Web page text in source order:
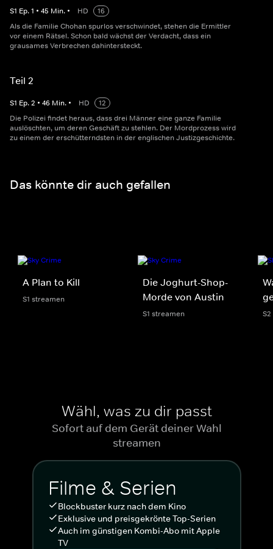
S1 Ep.1 • 45 Min. • HD
16
Als die Familie Chohan spurlos verschwindet, stehen die Ermittler
vor einem Rätsel. Schon bald wächst der Verdacht, dass ein
grausames Verbrechen dahintersteckt.
Teil 2
S1 Ep.2 • 46 Min. • HD
12
Die Polizei findet heraus, dass drei Männer eine ganze Familie
auslöschten, um deren Geschäft zu stehlen. Der Mordprozess wird
zu einem der erschütterndsten in der englischen Justizgeschichte.
Das könnte dir auch gefallen
A Plan to Kill
S1 streamen
Die Joghurt-Shop-
Morde von Austin
S1 streamen
Wähl, was zu dir passt
Sofort auf dem Gerät deiner Wahl
streamen
Filme & Serien
Blockbuster kurz nach dem Kino
Exklusive und preisgekrönte Top-Serien
Auch im günstigen Kombi-Abo mit Apple
TV